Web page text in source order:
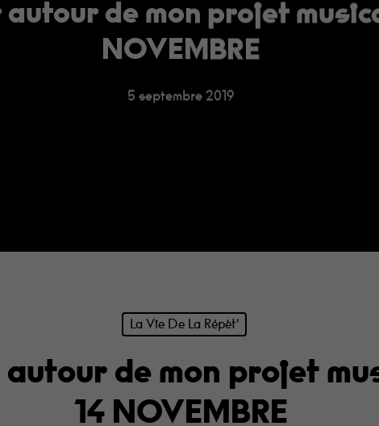
de mon projet
NOVEMBRE
5 septembre 2019
La Vie De La Répèt'
de mon projet
14 NOVEMBRE